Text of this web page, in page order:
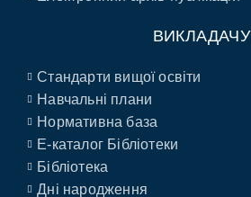
ВИКЛАДАЧУ
Стандарти вищої освіти
Навчальні плани
Нормативна база
E-каталог Бібліотеки
Бібліотека
Дні народження